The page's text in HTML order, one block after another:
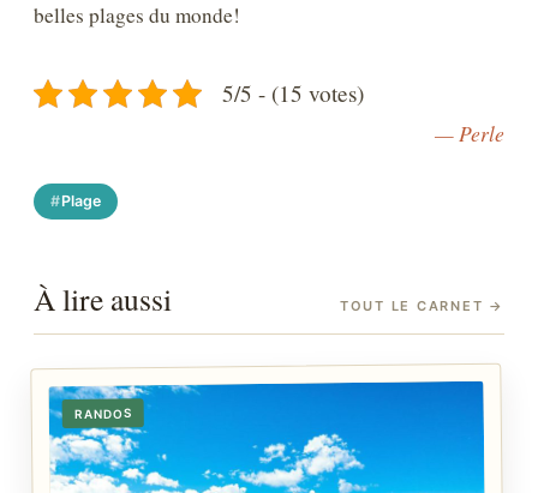
belles plages du monde!
5/5 - (15 votes)
— Perle
Plage
À lire aussi TOUT LE CARNET →
RANDOS